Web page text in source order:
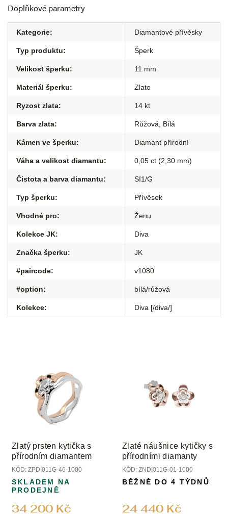
Doplňkové parametry
Kategorie: Diamantové přívěsky
Typ produktu: Šperk
Velikost šperku: 11 mm
Materiál šperku: Zlato
Ryzost zlata: 14 kt
Barva zlata: Růžová Bílá
Kámen ve šperku: Diamant přírodní
Váha a velikost diamantu: 0,05 ct (2,30 mm)
Čistota a barva diamantu: SI1/G
Typ šperku: Přívěsek
Vhodné pro: Ženu
Kolekce JK: Diva
Značka šperku: JK
#paircode: v1080
#option: bílá/růžová
Kolekce: Diva [/diva/]
Zlatý prsten kytička s
přírodním diamantem
KÓD: ZPDI011G-46-1000
34 200 Kč
SKLADEM NA
PRODEJNĚ
Zlaté náušnice kytičky s
přírodními diamanty
KÓD: ZNDI011G-01-1000
24 440 Kč
BĚŽNĚ DO 4 TÝDNŮ